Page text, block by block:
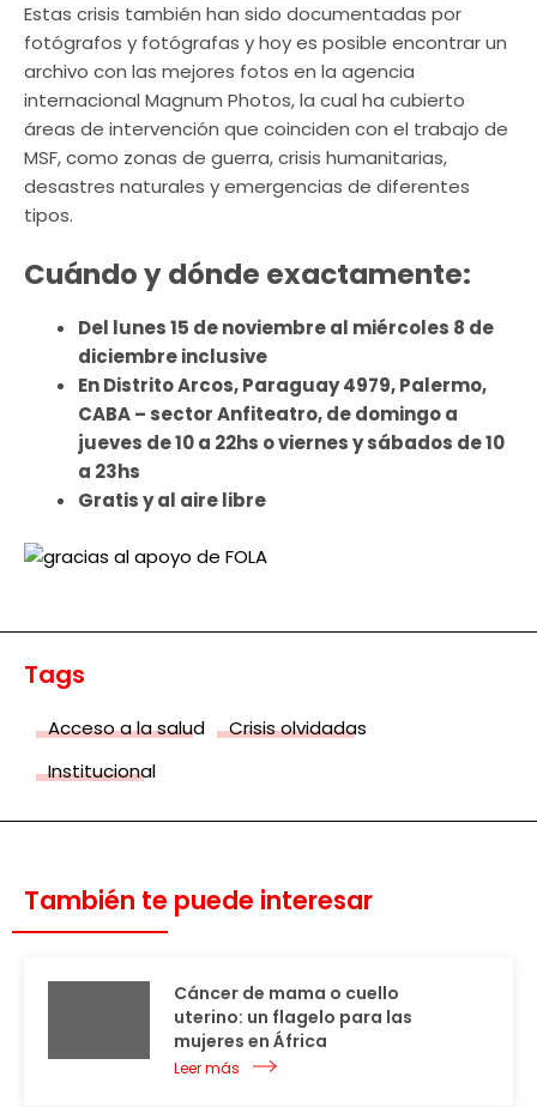
Estas crisis también han sido documentadas por
fotógrafos y fotógrafas y hoy es posible encontrar un
archivo con las mejores fotos en la agencia
internacional Magnum Photos, la cual ha cubierto
áreas de intervención que coinciden con el trabajo de
MSF, como zonas de guerra, crisis humanitarias,
desastres naturales y emergencias de diferentes
tipos.
Cuándo y dónde exactamente:
Del lunes 15 de noviembre al miércoles 8 de
diciembre inclusive
En Distrito Arcos, Paraguay 4979, Palermo,
CABA – sector Anfiteatro, de domingo a
jueves de 10 a 22hs o viernes y sábados de 10
a 23hs
Gratis y al aire libre
Tags
Acceso a la salud
Crisis olvidadas
Institucional
También te puede interesar
Cáncer de mama o cuello
uterino: un flagelo para las
mujeres en África
Leer más